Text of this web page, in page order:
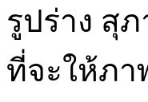
รูปร่าง สุ
ที่จะให้ภา